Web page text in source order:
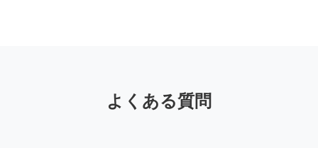
よくある質問